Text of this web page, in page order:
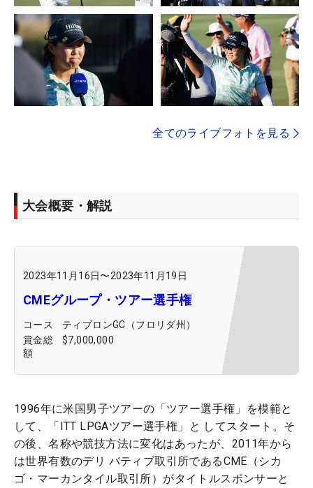
全てのライブフォトを見る
大会概要・解説
2023年11月16日〜2023年11月19日
CMEグループ・ツアー選手権
コース
ティブロンGC（フロリダ州）
賞金総
額
$7,000,000
1996年に米国男子ツアーの「ツアー選手権」を模範と
して、「ITT LPGAツアー選手権」と してスタート。そ
の後、名称や競技方法に変化はあったが、2011年から
は世界有数のデリ バティブ取引所であるCME（シカ
ゴ・マーカンタイル取引所）がタイトルスポンサーと